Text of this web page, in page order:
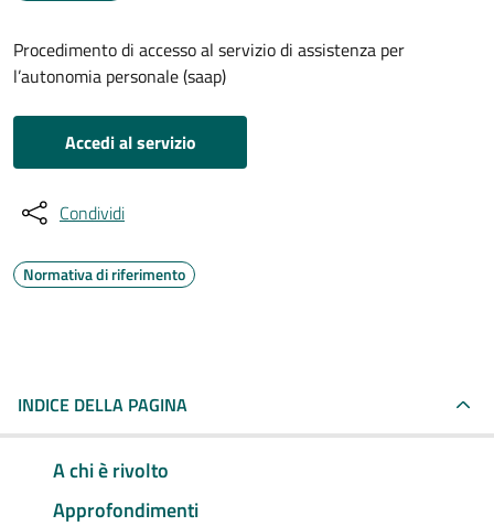
Procedimento di accesso al servizio di assistenza per
l’autonomia personale (saap)
Accedi al servizio
Condividi
Normativa di riferimento
INDICE DELLA PAGINA
A chi è rivolto
Approfondimenti